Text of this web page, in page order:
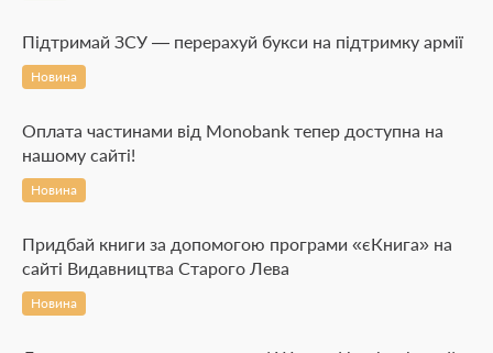
Підтримай ЗСУ — перерахуй букси на підтримку армії
Новина
Оплата частинами від Monobank тепер доступна на
нашому сайті!
Новина
Придбай книги за допомогою програми «єКнига» на
сайті Видавництва Старого Лева
Новина